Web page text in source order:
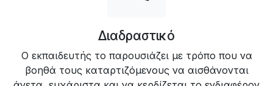
Διαδραστικό
Ο εκπαιδευτής το παρουσιάζει με τρόπο που να
βοηθά τους καταρτιζόμενους να αισθάνονται